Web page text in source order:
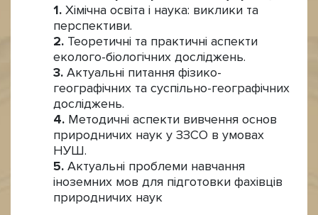
Хімічна освіта і наука: виклики та
перспективи.
Теоретичні та практичні аспекти
еколого-біологічних досліджень.
Актуальні питання фізико-
географічних та суспільно-географічних
досліджень.
Методичні аспекти вивчення основ
природничих наук у ЗЗСО в умовах
НУШ.
Актуальні проблеми навчання
іноземних мов для підготовки фахівців
природничих наук